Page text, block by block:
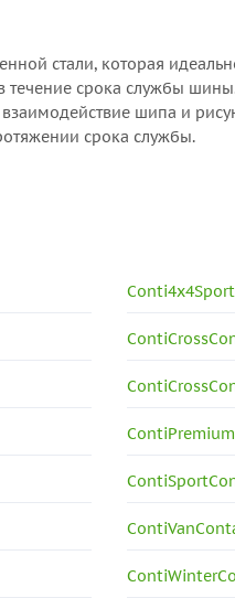
стали, которая
течение срока службы
шипа и
срока службы.